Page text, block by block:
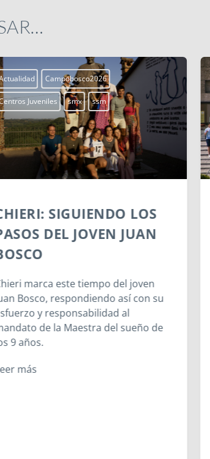
Campobosco2026
Juveniles smx ssm
SIGUIENDO LOS
DEL JOVEN JUAN
marca este tiempo del joven
Bosco, respondiendo así con su
y responsabilidad al
de la Maestra del sueño de
9 años.
más